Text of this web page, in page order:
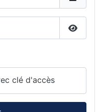
clé d'accès